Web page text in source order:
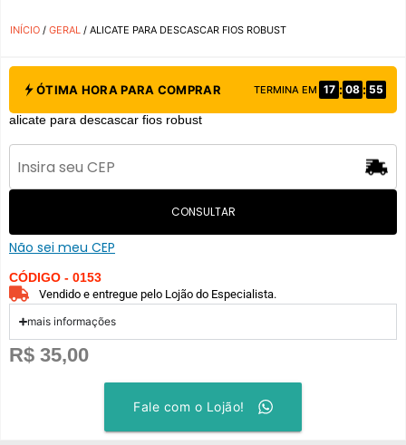
INÍCIO / GERAL / ALICATE PARA DESCASCAR FIOS ROBUST
ÓTIMA HORA PARA COMPRAR TERMINA EM 17 : 08 : 55
alicate para descascar fios robust
CONSULTAR
Não sei meu CEP
CÓDIGO - 0153
Vendido e entregue pelo Lojão do Especialista.
mais informações
R$ 35,00
Fale com o Lojão!